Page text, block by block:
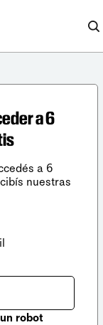
a 6
a 6
nuestras
robot